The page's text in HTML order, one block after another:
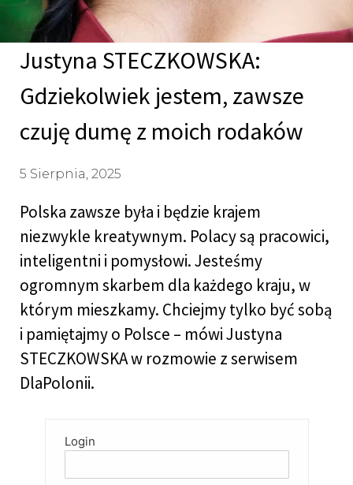
Justyna STECZKOWSKA:
Gdziekolwiek jestem, zawsze
czuję dumę z moich rodaków
5 Sierpnia, 2025
Polska zawsze była i będzie krajem
niezwykle kreatywnym. Polacy są pracowici,
inteligentni i pomysłowi. Jesteśmy
ogromnym skarbem dla każdego kraju, w
którym mieszkamy. Chciejmy tylko być sobą
i pamiętajmy o Polsce – mówi Justyna
STECZKOWSKA w rozmowie z serwisem
DlaPolonii.
Login